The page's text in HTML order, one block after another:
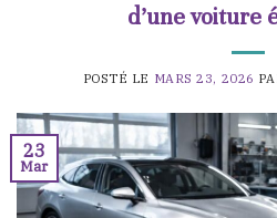
d’une voiture
POSTÉ LE MARS 23, 2026
23
Mar